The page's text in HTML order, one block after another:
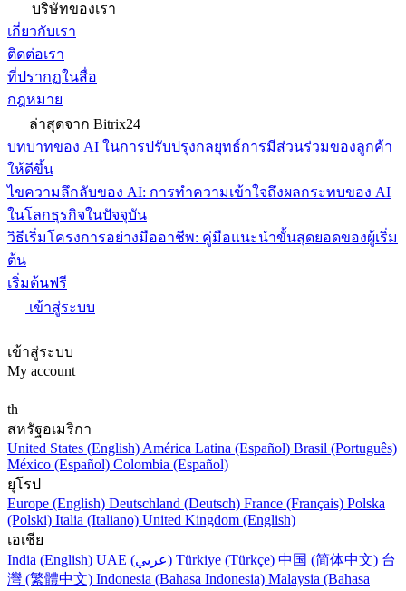
บริษัทของเรา
เกี่ยวกับเรา
ติดต่อเรา
ที่ปรากฏในสื่อ
กฎหมาย
ล่าสุดจาก Bitrix24
บทบาทของ AI ในการปรับปรุงกลยุทธ์การมีส่วนร่วมของลูกค้า
ให้ดีขึ้น
ไขความลึกลับของ AI: การทำความเข้าใจถึงผลกระทบของ AI
ในโลกธุรกิจในปัจจุบัน
วิธีเริ่มโครงการอย่างมืออาชีพ: คู่มือแนะนำขั้นสุดยอดของผู้เริ่ม
ต้น
เริ่มต้นฟรี
เข้าสู่ระบบ
เข้าสู่ระบบ
My account
th
สหรัฐอเมริกา
United States (English) América Latina (Español) Brasil (Português)
México (Español) Colombia (Español)
ยุโรป
Europe (English) Deutschland (Deutsch) France (Français) Polska
(Polski) Italia (Italiano) United Kingdom (English)
เอเชีย
India (English)
UAE (عربي) Türkiye (Türkçe) 中国 (简体中文) 台
灣 (繁體中文) Indonesia (Bahasa Indonesia) Malaysia (Bahasa